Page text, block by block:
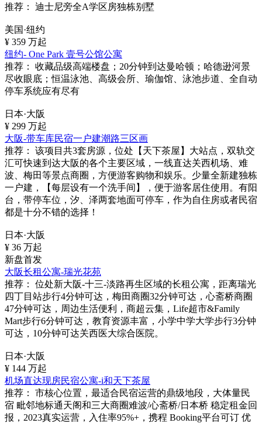
推荐：
迪士尼旁全A学区房独栋别墅
美国·纽约
¥ 359 万起
纽约- One Park 壹号公馆公寓
推荐：
收藏品级高端楼盘；20分钟到达曼哈顿；哈德逊河景
尽收眼底；恒温泳池、高级会所、瑜伽馆、泳池步道、全自动
停车系统应有尽有
日本·大阪
¥ 299 万起
大阪-带车库民宿一户建潮路三区画
推荐：
该项目共3套房源，位处【天下茶屋】大站点，双轨交
汇可快速到达大阪的各个主要区域，一线直达关西机场、难
波、梅田等景点商圈，方便游客购物和娱乐。少量全新建独栋
一户建，【每层设有一个洗手间】，便于游客居住使用。有阳
台，带停车位，汐、泽两套地面可停车，作为自住房或者民宿
都是十分不错的选择！
日本·大阪
¥ 36 万起
新盘首发
大阪长租公寓-瑞光花苑
推荐：
位处新大阪-十三-淡路再生区域的长租公寓，距离瑞光
四丁目站步行4分钟可达，梅田商圈32分钟可达，心斋桥商圈
47分钟可达，周边生活便利，商超云集，Life超市&Family
Mart步行6分钟可达，教育资源丰富，小学中学大学步行3分钟
可达，10分钟可达关西医大综合医院。
日本·大阪
¥ 144 万起
机场直达现房民宿公寓-i和天下茶屋
推荐：
市核心位置，最适合民宿运营的鼎级地段，大体量民
宿 毗邻地标通天阁和三大商圈难波/心斋桥/日本桥 稳定租金回
报，2023真实运营，入住率95%+，携程 Booking平台可订 优